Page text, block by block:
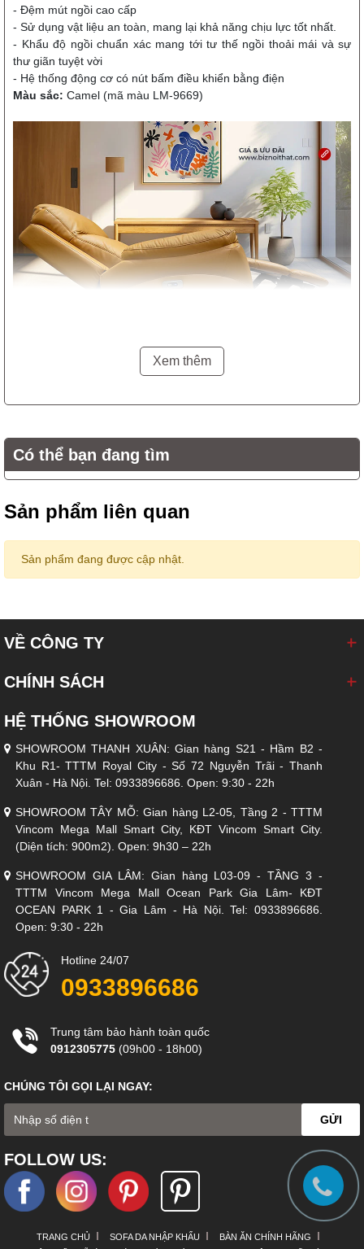
- Đệm mút ngồi cao cấp
- Sử dụng vật liệu an toàn, mang lại khả năng chịu lực tốt nhất.
- Khẩu độ ngồi chuẩn xác mang tới tư thế ngồi thoải mái và sự
thư giãn tuyệt vời
- Hệ thống động cơ có nút bấm điều khiển bằng điện
Màu sắc: Camel (mã màu LM-9669)
Sofa luôn có sẵn và giao ngay trong ngày
- Sofa 4 chỗ: 2500 x 930 x 490Hmm
- Sofa 3 chỗ: 2000 x 930 x 490Hmm
- Sofa 2 chỗ: 1450 x 930 x 490Hmm
- Ghế Sofa đơn: 880 x 930 x 490Hmm
- Đôn Sofa: 850 x 650 x 490Hmm
Ghế Sofa được tích hợp USB sạc điện thoại hoặc máy nghe nhạc
đem lại sự tiện nghi nhất cho căn hộ thông minh nhà bạn.
Nguồn gốc:Chính hãng, được nhập khẩu chính hãng
từ Malaysia và phân phối độc quyền bởi BIZ NỘI THẤT
Bảo hành:12 tháng
Xem thêm
Có thể bạn đang tìm
Sản phẩm liên quan
Sản phẩm đang được cập nhật.
VỀ CÔNG TY
CHÍNH SÁCH
HỆ THỐNG SHOWROOM
SHOWROOM THANH XUÂN: Gian hàng S21 - Hầm B2 -
Khu R1- TTTM Royal City - Số 72 Nguyễn Trãi - Thanh
Xuân - Hà Nội. Tel: 0933896686. Open: 9:30 - 22h
SHOWROOM TÂY MỖ: Gian hàng L2-05, Tầng 2 - TTTM
Vincom Mega Mall Smart City, KĐT Vincom Smart City.
(Diện tích: 900m2). Open: 9h30 – 22h
SHOWROOM GIA LÂM: Gian hàng L03-09 - TẦNG 3 -
TTTM Vincom Mega Mall Ocean Park Gia Lâm- KĐT
OCEAN PARK 1 - Gia Lâm - Hà Nội. Tel: 0933896686.
Open: 9:30 - 22h
Hotline 24/07
0933896686
Trung tâm bảo hành toàn quốc
0912305775 (09h00 - 18h00)
CHÚNG TÔI GỌI LẠI NGAY:
GỬI
FOLLOW US:
TRANG CHỦ SOFA DA NHẬP KHẨU BÀN ĂN CHÍNH HÃNG